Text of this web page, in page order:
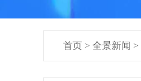
首页 > 全景新闻 >